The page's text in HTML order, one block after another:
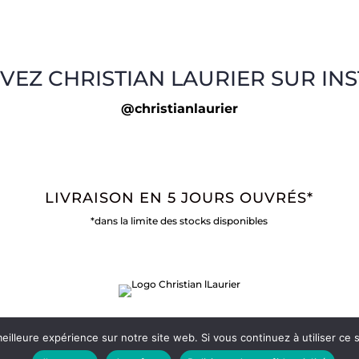
CHRISTIAN LAURIER SUR
@christianlaurier
LIVRAISON EN 5 JOURS OUVRÉS*
*dans la limite des stocks disponibles
expérience sur notre site web. Si vous continuez à utiliser